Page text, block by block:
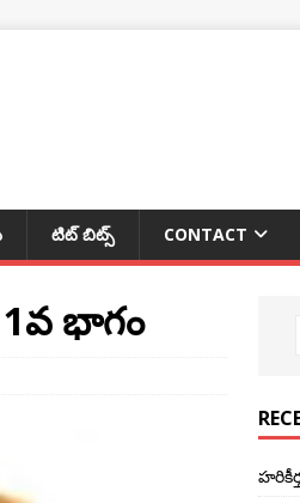
టిట్ బిట్స్ CONTACT
1వ భాగం